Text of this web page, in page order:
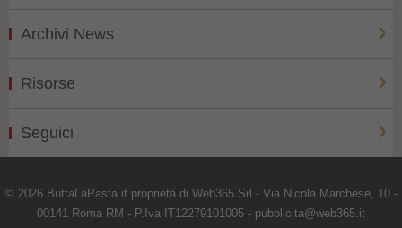
Archivi News
Risorse
Seguici
© 2026 ButtaLaPasta.it proprietà di Web365 Srl - Via Nicola Marchese, 10 -
00141 Roma RM - P.Iva IT12279101005 - pubblicita@web365.it